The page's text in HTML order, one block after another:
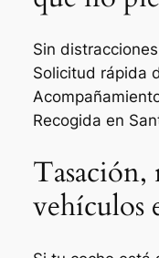
Sin
Solicitud rápida
Recogida en
Tasación,
vehículos